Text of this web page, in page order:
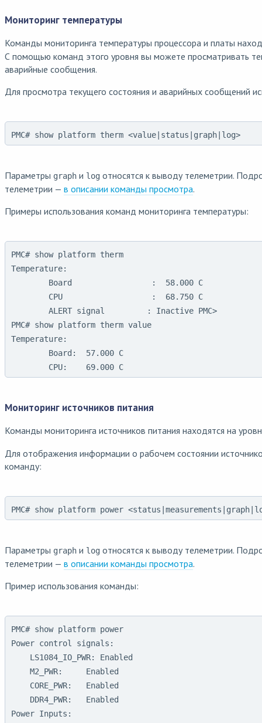
Мониторинг температуры
Команды мониторинга температуры процессора и платы
С помощью команд этого уровня вы можете просматривать
аварийные сообщения.
Для просмотра текущего состояния и аварийных сообщений
PMC# show platform therm <value|status|graph|log>
Параметры graph и log относятся к выводу телеметрии.
телеметрии — в описании команды просмотра.
Примеры использования команд мониторинга температуры:
PMC# show platform therm
Temperature:
PMC# show platform therm value
Temperature:
        CPU:    69.000 C
Мониторинг источников питания
Команды мониторинга источников питания находятся на
Для отображения информации о рабочем состоянии
команду:
PMC# show platform power
Параметры graph и log относятся к выводу телеметрии.
телеметрии — в описании команды просмотра.
Пример использования команды:
PMC# show platform power
Power control signals:
Power Inputs: